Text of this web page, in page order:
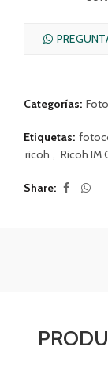
Categorías:
Etiquetas:
ricoh , Ricoh IM
Share